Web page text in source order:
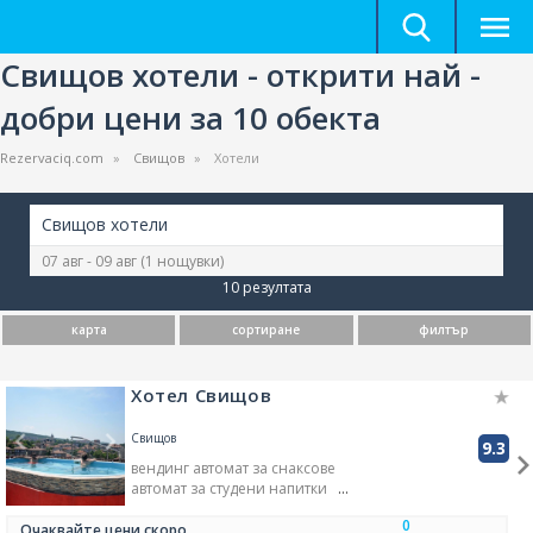
Свищов хотели - открити най -
добри цени за 10 обекта
Rezervaciq.com Свищов Хотели
Свищов хотели
07 авг - 09 авг (1 нощувки)
10 резултата
карта сортиране филтър
Хотел Свищов
Свищов 9.3
вендинг автомат за снаксове
автомат за студени напитки
холандски език
0